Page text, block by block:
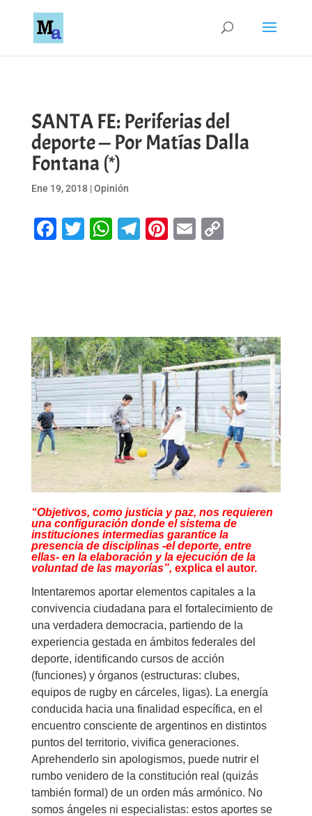
SANTA FE: Periferias del
deporte — Por Matías Dalla
Fontana (*)
Ene 19, 2018|Opinión
Facebook
Twitter
WhatsApp
Telegram
Pinterest
EmailCopy
“Objetivos, como justicia y paz, nos requieren
una configuración donde el sistema de
instituciones intermedias garantice la
presencia de disciplinas -el deporte, entre
ellas- en la elaboración y la ejecución de la
voluntad de las mayorías”, explica el autor.
Intentaremos aportar elementos capitales a la
convivencia ciudadana para el fortalecimiento de
una verdadera democracia, partiendo de la
experiencia gestada en ámbitos federales del
deporte, identificando cursos de acción
(funciones) y órganos (estructuras: clubes,
equipos de rugby en cárceles, ligas). La energía
conducida hacia una finalidad específica, en el
encuentro consciente de argentinos en distintos
puntos del territorio, vivifica generaciones.
Aprehenderlo sin apologismos, puede nutrir el
rumbo venidero de la constitución real (quizás
también formal) de un orden más armónico. No
somos ángeles ni especialistas: estos aportes se